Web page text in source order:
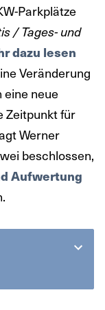
Parkplätze
/ Tages- und
dazu lesen
Veränderung
eine neue
Zeitpunkt für
Werner
beschlossen,
Aufwertung